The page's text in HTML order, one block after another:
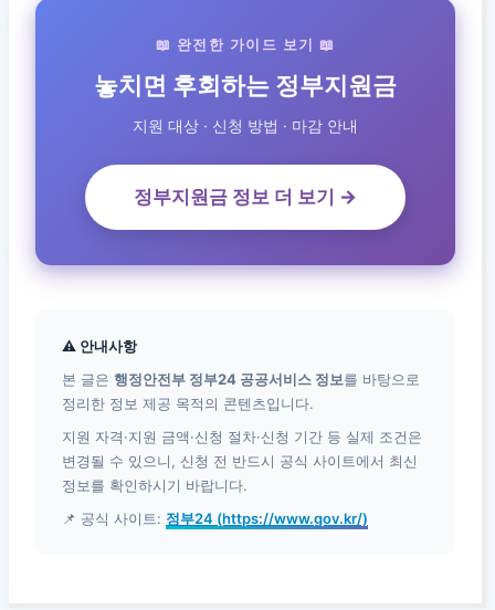
📖 완전한 가이드 보기 📖
놓치면 후회하는 정부지원금
지원 대상 · 신청 방법 · 마감 안내
정부지원금 정보 더 보기 →
⚠ 안내사항
본 글은 행정안전부 정부24 공공서비스 정보를 바탕으로
정리한 정보 제공 목적의 콘텐츠입니다.
지원 자격·지원 금액·신청 절차·신청 기간 등 실제 조건은
변경될 수 있으니, 신청 전 반드시 공식 사이트에서 최신
정보를 확인하시기 바랍니다.
📌 공식 사이트: 정부24 (https://www.gov.kr/)